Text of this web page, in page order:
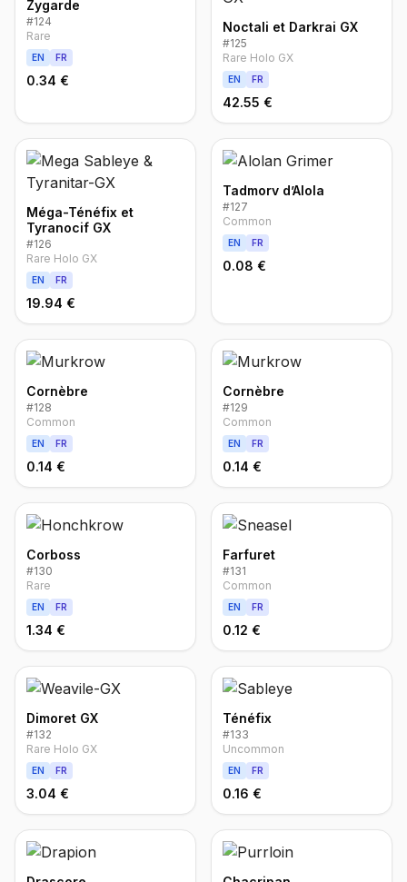
Zygarde
#124
Rare
EN FR
0.34 €
Noctali et Darkrai GX
#125
Rare Holo GX
EN FR
42.55 €
Méga-Ténéfix et
Tyranocif GX
#126
Rare Holo GX
EN FR
19.94 €
Tadmorv d’Alola
#127
Common
EN FR
0.08 €
Cornèbre
#128
Common
EN FR
0.14 €
Cornèbre
#129
Common
EN FR
0.14 €
Corboss
#130
Rare
EN FR
1.34 €
Farfuret
#131
Common
EN FR
0.12 €
Dimoret GX
#132
Rare Holo GX
EN FR
3.04 €
Ténéfix
#133
Uncommon
EN FR
0.16 €